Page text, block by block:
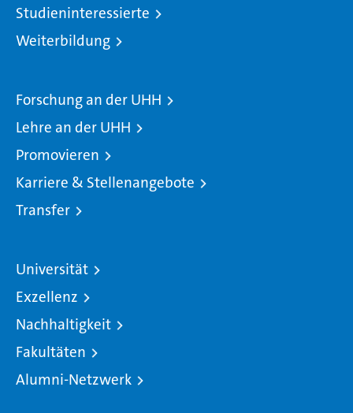
Studieninteressierte
Weiterbildung
Forschung an der UHH
Lehre an der UHH
Promovieren
Karriere & Stellenangebote
Transfer
Universität
Exzellenz
Nachhaltigkeit
Fakultäten
Alumni-Netzwerk